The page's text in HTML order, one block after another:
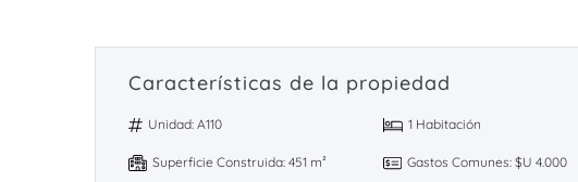
Características de la propiedad
Unidad: A110 1 Habitación
Superficie Construida: 451 m² Gastos Comunes: $U 4.000